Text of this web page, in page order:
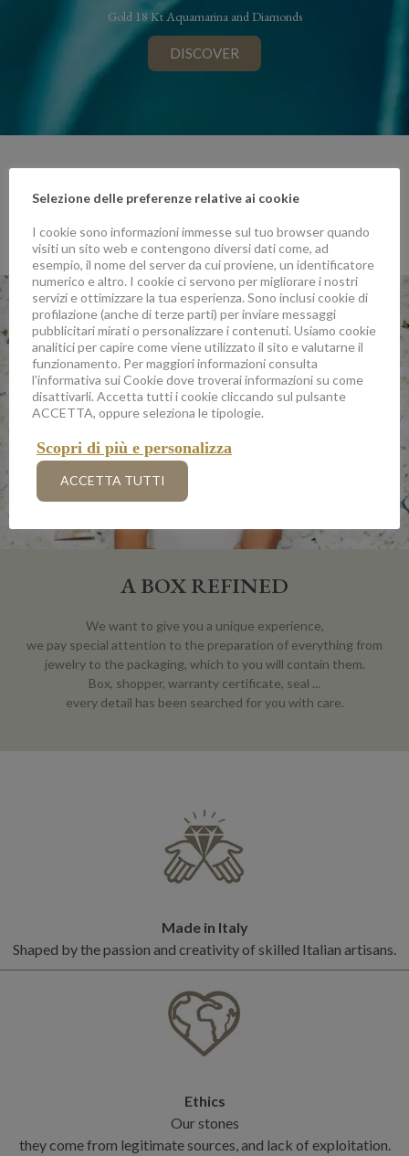
Gold 18 Kt Aquamarina and Diamonds
DISCOVER
THE PACKAGING
DEMETER
A BOX REFINED
We want to give you a unique experience,
we pay special attention to the preparation of everything from
jewelry to the packaging, which to you will contain them.
Box, shopper, warranty certificate, seal ...
every detail has been searched for you with care.
Made in Italy
Shaped by the passion and creativity of skilled Italian artisans.
Ethics
Our stones
they come from legitimate sources, and lack of exploitation.
Selezione delle preferenze relative ai cookie
I cookie sono informazioni immesse sul tuo browser quando
visiti un sito web e contengono diversi dati come, ad
esempio, il nome del server da cui proviene, un identificatore
numerico e altro. I cookie ci servono per migliorare i nostri
servizi e ottimizzare la tua esperienza. Sono inclusi cookie di
profilazione (anche di terze parti) per inviare messaggi
pubblicitari mirati o personalizzare i contenuti. Usiamo cookie
analitici per capire come viene utilizzato il sito e valutarne il
funzionamento. Per maggiori informazioni consulta
l'informativa sui Cookie dove troverai informazioni su come
disattivarli. Accetta tutti i cookie cliccando sul pulsante
ACCETTA, oppure seleziona le tipologie.
Scopri di più e personalizza
ACCETTA TUTTI